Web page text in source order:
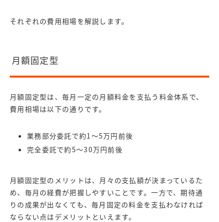
それぞれの費用相場を解説します。
月額固定型
月額固定型は、毎月一定の月額料金を支払う料金体系で、
費用相場は以下の通りです。
業務部分委託で約1～5万円前後
完全委託で約5～30万円前後
月額固定型のメリットは、月々の支払額が決まっているた
め、毎月の経費が把握しやすいことです。一方で、期待通
りの成果が出なくても、毎月固定の料金を支払わなければ
ならない点はデメリットといえます。